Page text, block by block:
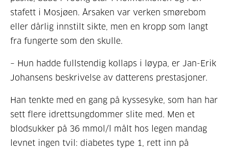
stafett i Mosjøen. Årsaken var verken smørebom
eller dårlig innstilt sikte, men en kropp som langt
fra fungerte som den skulle.
– Hun hadde fullstendig kollaps i løypa, er Jan-Erik
Johansens beskrivelse av datterens prestasjoner.
Han tenkte med en gang på kyssesyke, som han har
sett flere idrettsungdommer slite med. Men et
blodsukker på 36 mmol/l målt hos legen mandag
levnet ingen tvil: diabetes type 1, rett inn på